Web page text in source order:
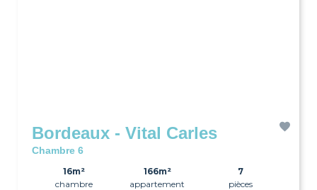
Bordeaux - Vital Carles
Chambre 6
16m²
chambre
166m²
appartement
7
pièces